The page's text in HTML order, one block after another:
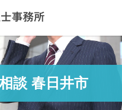
談 春日井市